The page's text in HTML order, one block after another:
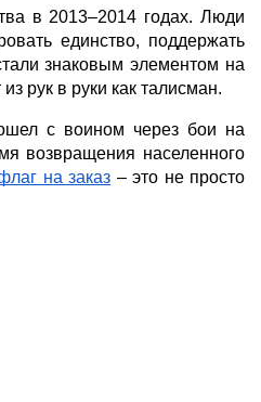
в 2013–2014 годах. Люди
единство, поддержать
знаковым элементом на
рук в руки как талисман.
с воином через бои на
возвращения населенного
на заказ – это не просто